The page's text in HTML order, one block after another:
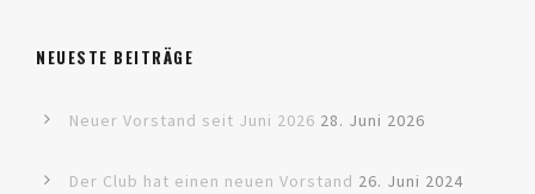
NEUESTE BEITRÄGE
Neuer Vorstand seit Juni 2026 28. Juni 2026
Der Club hat einen neuen Vorstand 26. Juni 2024